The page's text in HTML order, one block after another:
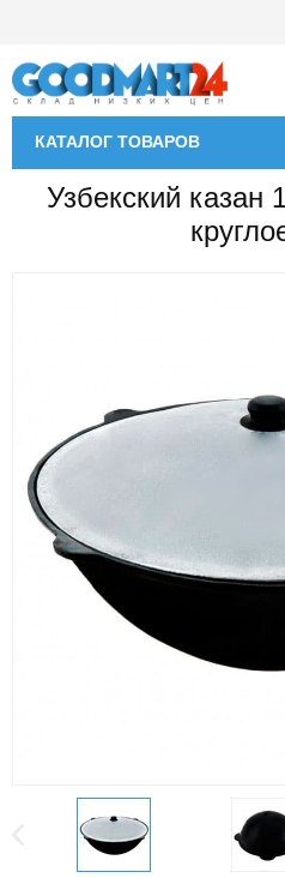
КАТАЛОГ ТОВАРОВ
Узбекский казан